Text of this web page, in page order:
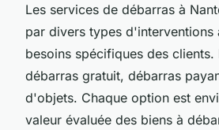
Les services de débarras à
par divers types d'interventions
besoins spécifiques des clients.
débarras gratuit, débarras
d'objets. Chaque option est
valeur évaluée des biens à